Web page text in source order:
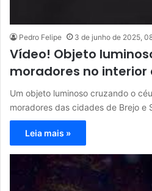
Pedro Felipe 3 de junho de 2025,
Vídeo! Objeto
moradores no interior
Um objeto luminoso cruzando o
moradores das cidades de Brejo e
Leia mais »